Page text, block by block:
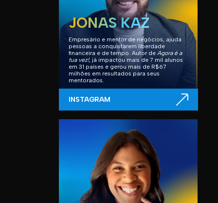
JONAS KAZ
Empresário e mentor de negócios, ajuda
pessoas a conquistarem liberdade
financeira e de tempo. Autor de Agora é a
tua vez!, já impactou mais de 7 mil alunos
em 31 países e gerou mais de R$67
milhões em resultados para seus
mentorados.
INSTAGRAM